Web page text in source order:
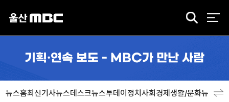
검
기획·연속 보도 - MBC가 만난 사람
뉴스홈최신기사뉴스데스크뉴스투데이정치사회경제생활/문화뉴스특